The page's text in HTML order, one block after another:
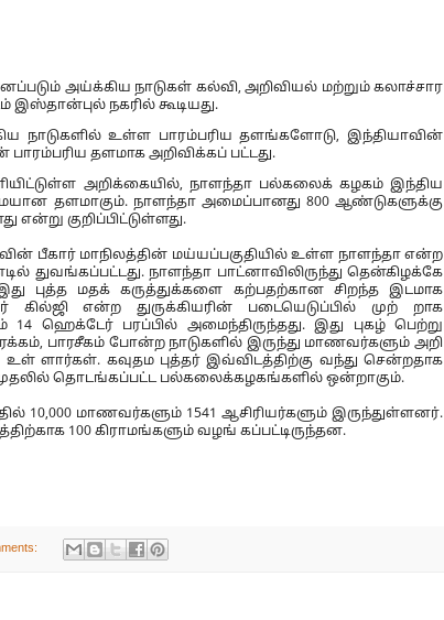
அய்க்கிய நாடுகள் கல்வி, அறிவியல் மற்றும் கலாச்சார
இஸ்தான்புல் நகரில் கூடியது.
நாடுகளில் உள்ள பாரம்பரிய தளங்களோடு, இந்தியாவின்
தளமாக அறிவிக்கப் பட்டது.
அறிக்கையில், நாளந்தா பல்கலைக் கழகம் இந்திய
தளமாகும். நாளந்தா அமைப்பானது 800 ஆண்டுகளுக்கு
குறிப்பிட்டுள்ளது.
பீகார் மாநிலத்தின் மய்யப்பகுதியில் உள்ள நாளந்தா என்ற
துவங்கப்பட்டது. நாளந்தா பாட்னாவிலிருந்து தென்கிழக்கே
புத்த மதக் கருத்துக்களை கற்பதற்கான சிறந்த இடமாக
கில்ஜி என்ற துருக்கியரின் படையெடுப்பில் முற் றாக
ஹெக்டேர் பரப்பில் அமைந்திருந்தது. இது புகழ் பெற்று
பாரசீகம் போன்ற நாடுகளில் இருந்து மாணவர்களும் அறி
ளார்கள். கவுதம புத்தர் இவ்விடத்திற்கு வந்து சென்றதாக
தொடங்கப்பட்ட பல்கலைக்கழகங்களில் ஒன்றாகும்.
10,000 மாணவர்களும் 1541 ஆசிரியர்களும் இருந்துள்ளனர்.
100 கிராமங்களும் வழங் கப்பட்டிருந்தன.